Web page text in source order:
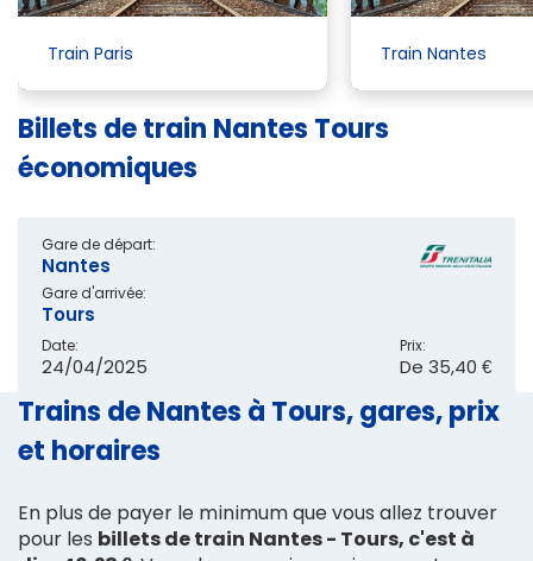
Train Paris Train Nantes
Billets de train Nantes Tours
économiques
Gare de départ:
Nantes
Gare d'arrivée:
Tours
Date:
24/04/2025
Prix:
De 35,40 €
Trains de Nantes à Tours, gares, prix
et horaires
En plus de payer le minimum que vous allez trouver
pour les billets de train Nantes - Tours, c'est à